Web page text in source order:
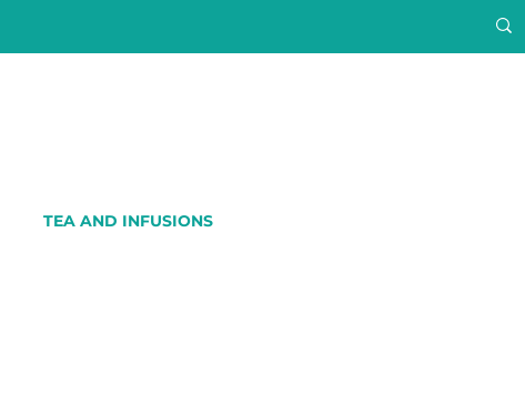
TEA AND INFUSIONS